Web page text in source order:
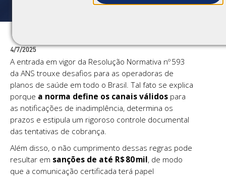
4/7/2025
A entrada em vigor da Resolução Normativa nº 593
da ANS trouxe desafios para as operadoras de
planos de saúde em todo o Brasil. Tal fato se explica
porque a norma define os canais válidos para
as notificações de inadimplência, determina os
prazos e estipula um rigoroso controle documental
das tentativas de cobrança.
Além disso, o não cumprimento dessas regras pode
resultar em sanções de até R$ 80 mil, de modo
que a comunicação certificada terá papel